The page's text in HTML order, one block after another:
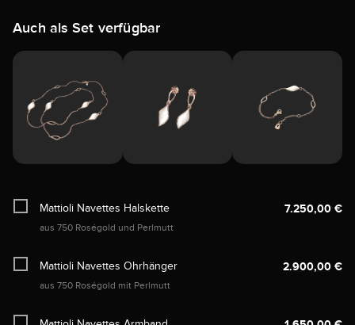
Auch als Set verfügbar
Mattioli Navettes Halskette
aus 750 Roségold und Perlmutt
7.250,00 €
Mattioli Navettes Ohrhänger
aus 750 Roségold mit Perlmutt
2.900,00 €